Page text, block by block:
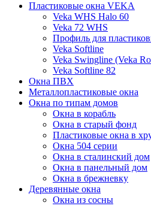
Пластиковые окна VEKA
Veka WHS Halo 60
Veka 72 WHS
Профиль для
Veka Softline
Veka Swingline (Veka
Veka Softline 82
Окна ПВХ
Металлопластиковые окна
Окна по типам домов
Окна в корабль
Окна в старый фонд
Пластиковые окна в
Окна 504 серии
Окна в сталинский дом
Окна в панельный дом
Окна в брежневку
Деревянные окна
Окна из сосны